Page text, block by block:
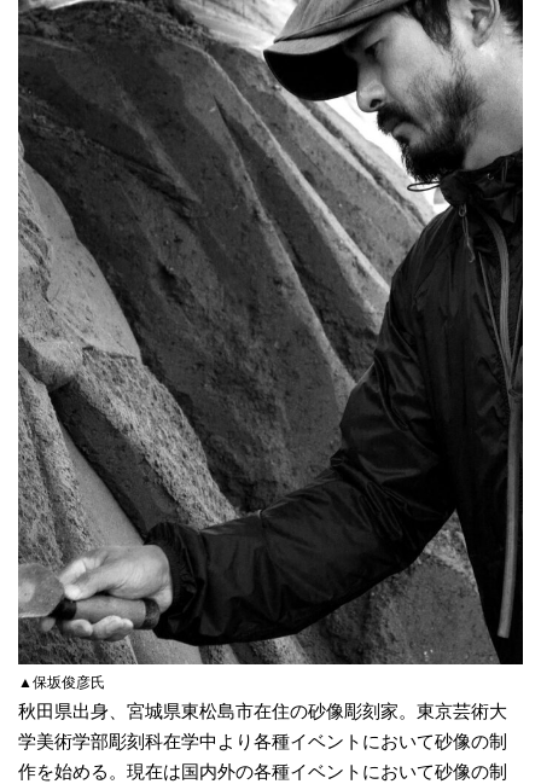
▲保坂俊彦氏
秋田県出身、宮城県東松島市在住の砂像彫刻家。東京芸術大
学美術学部彫刻科在学中より各種イベントにおいて砂像の制
作を始める。現在は国内外の各種イベントにおいて砂像の制